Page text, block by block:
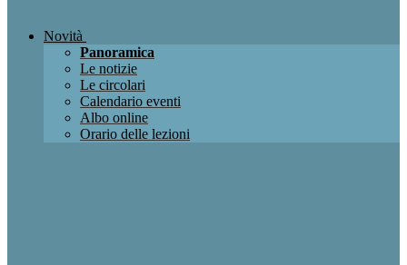
Novità
Panoramica
Le notizie
Le circolari
Calendario eventi
Albo online
Orario delle lezioni